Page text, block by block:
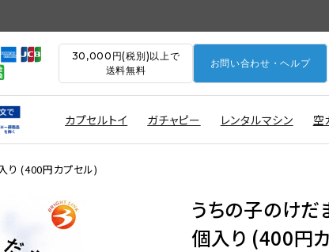
30,000円(税別)以上で
送料無料
お問い合わせ・ヘルプ
カプセルトイ ガチャピー レンタルマシン 空
り (400円カプセル)
うちの子のけ
個入り (400円